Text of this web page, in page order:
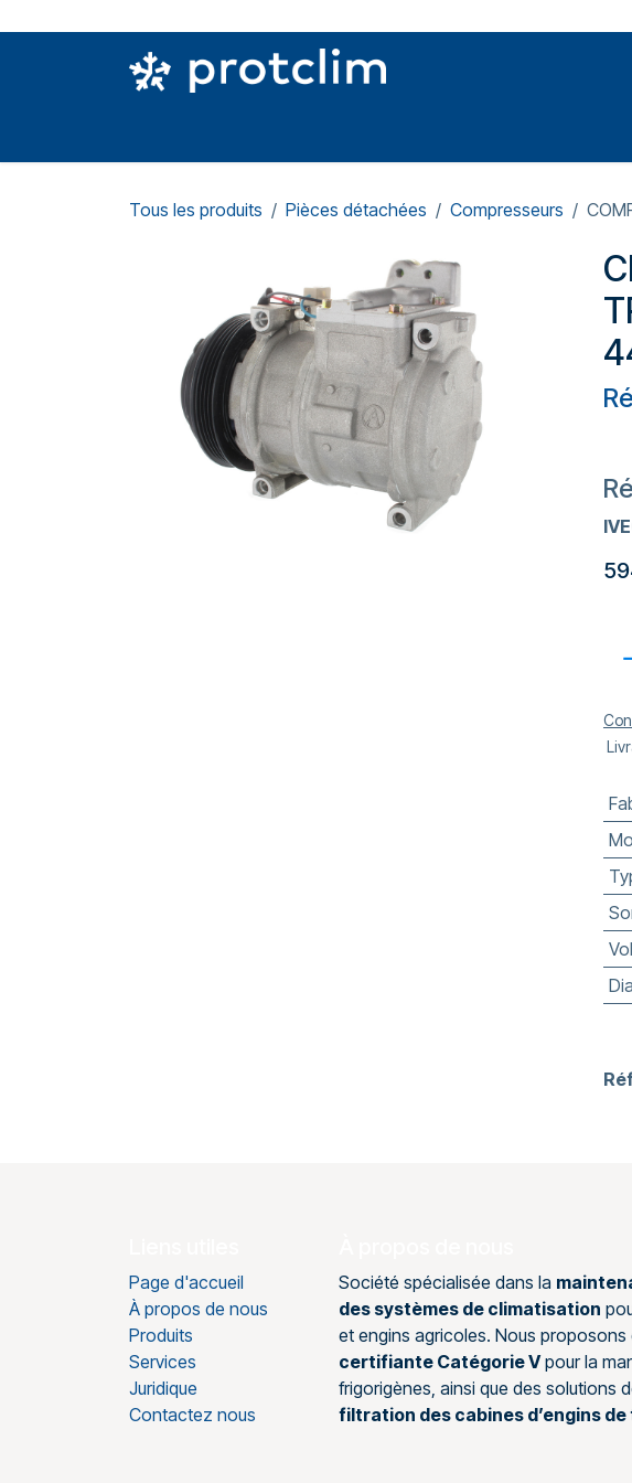
Tous les produits Pièces détachées Compresseurs
Page d'accueil
À propos de nous
Produits
Services
Juridique
Contactez nous
Société spécialisée dans la
des systèmes de climatisation
et engins agricoles. Nous proposons
certifiante Catégorie Vpour la
frigorigènes, ainsi que des solutions
filtration des cabines d’engins